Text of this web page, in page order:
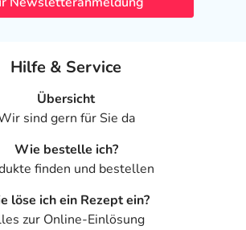
Hilfe & Service
Übersicht
sind gern für Sie da
Wie bestelle ich?
finden und bestellen
löse ich ein Rezept ein?
zur Online-Einlösung